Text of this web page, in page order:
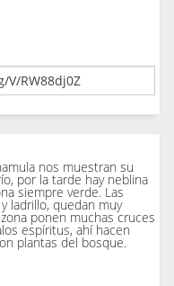
nos muestran su
por la tarde hay neblina
siempre verde. Las
ladrillo, quedan muy
ponen muchas cruces
espíritus, ahí hacen
plantas del bosque.